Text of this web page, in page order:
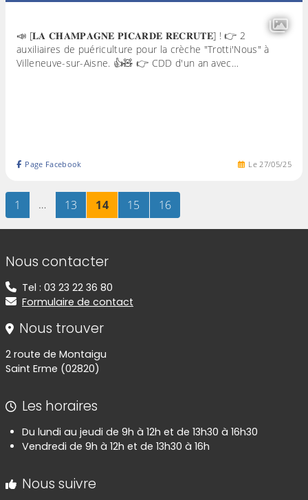
📣 [𝐋𝐀 𝐂𝐇𝐀𝐌𝐏𝐀𝐆𝐍𝐄 𝐏𝐈𝐂𝐀𝐑𝐃𝐄 𝐑𝐄𝐂𝐑𝐔𝐓𝐄] ! 👉 2
auxiliaires de puériculture pour la crèche "Trotti'Nous" à
Villeneuve-sur-Aisne. 👍🧸 👉 CDD d'un an avec…
Le27/05/25
Page Facebook
Page
1 sur 16
… Page
13 sur 16
Page
14sur 16
Page
15 sur 16
Page
16sur 16
Informations de contact
Nous contacter
Tel : 03 23 22 36 80
Formulaire de contact
Nous trouver
2 route de Montaigu
Saint Erme (02820)
Les horaires
Du lundi au jeudi de 9h à 12h et de 13h30 à 16h30
Vendredi de 9h à 12h et de 13h30 à 16h
Nous suivre